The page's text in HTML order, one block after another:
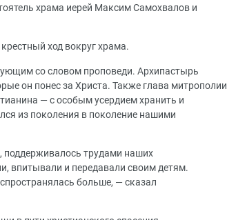
храма иерей Максим Самохвалов и
ход вокруг храма.
со словом проповеди. Архипастырь
он понес за Христа. Также глава митрополии
— с особым усердием хранить и
из поколения в поколение нашими
поддерживалось трудами наших
впитывали и передавали своим детям.
больше, — сказал